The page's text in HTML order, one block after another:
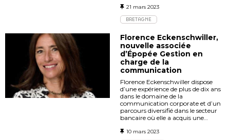
21 mars 2023
BRETAGNE
Florence Eckenschwiller,
nouvelle associée
d’Épopée Gestion en
charge de la
communication
Florence Eckenschwiller dispose
d’une expérience de plus de dix ans
dans le domaine de la
communication corporate et d’un
parcours diversifié dans le secteur
bancaire où elle a acquis une…
10 mars 2023